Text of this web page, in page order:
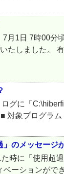
月1日 7時00
たしました。
グに「
対象プログラ
のメッセージ
時に「使用超
ーションがで